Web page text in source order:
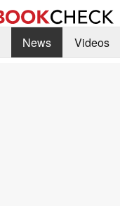
News
Videos